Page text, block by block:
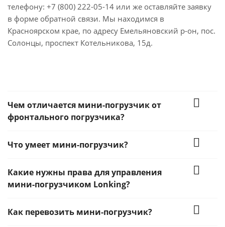
телефону: +7 (800) 222-05-14 или же оставляйте заявку
в форме обратной связи. Мы находимся в
Красноярском крае, по адресу Емельяновский р-он, пос.
Солонцы, проспект Котельникова, 15д.
Чем отличается мини-погрузчик от
фронтального погрузчика?
Что умеет мини-погрузчик?
Какие нужны права для управления
мини-погрузчиком Lonking?
Как перевозить мини-погрузчик?